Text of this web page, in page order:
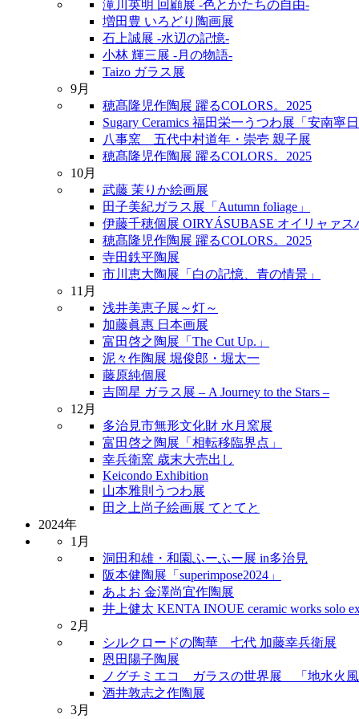
滝川英明 回顧展 -色とかたちの自由-
増田豊 いろどり陶画展
石上誠展 -水辺の記憶-
小林 輝三展 -月の物語-
Taizo ガラス展
9月
穂髙隆児作陶展 躍るCOLORS。2025
Sugary Ceramics 福田栄一うつわ展「安南寧日
八事窯 五代中村道年・崇壱 親子展
穂髙隆児作陶展 躍るCOLORS。2025
10月
武藤 茉りか絵画展
田子美紀ガラス展「Autumn foliage」
伊藤千穂個展 OIRYÁSUBASE オイリャァス
穂髙隆児作陶展 躍るCOLORS。2025
寺田鉄平陶展
市川恵大陶展「白の記憶、青の情景」
11月
浅井美恵子展～灯～
加藤眞惠 日本画展
富田啓之陶展「The Cut Up.」
泥々作陶展 堀俊郎・堀太一
藤原純個展
吉岡星 ガラス展 – A Journey to the Stars –
12月
多治見市無形文化財 水月窯展
富田啓之陶展「相転移臨界点」
幸兵衛窯 歳末大売出し
Keicondo Exhibition
山本雅則うつわ展
田之上尚子絵画展 てとてと
2024年
1月
洞田和雄・和園ふーふー展 in多治見
阪本健陶展「superimpose2024」
あよお 金澤尚宜作陶展
井上健太 KENTA INOUE ceramic works solo
2月
シルクロードの陶華 七代 加藤幸兵衛展
恩田陽子陶展
ノグチミエコ ガラスの世界展 「地水火風
酒井敦志之作陶展
3月